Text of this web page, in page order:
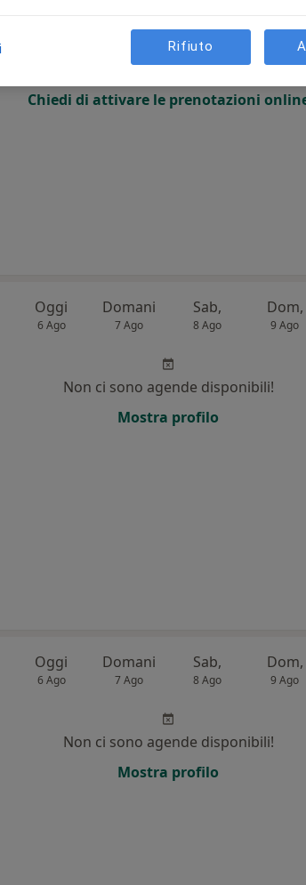
Non ci sono agende disponibili!
Chiedi di attivare le prenotazioni
Oggi
6 Ago
Domani
7 Ago
Sab,
8 Ago
Dom,
9 Ago
Non ci sono agende disponibili!
Mostra profilo
Oggi
6 Ago
Domani
7 Ago
Sab,
8 Ago
Dom,
9 Ago
Non ci sono agende disponibili!
Mostra profilo
Rifiuto